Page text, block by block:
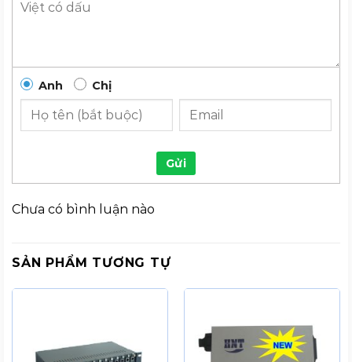
Anh Chị
Gửi
Chưa có bình luận nào
SẢN PHẨM TƯƠNG TỰ